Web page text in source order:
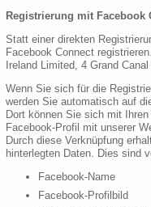
Registrierung mit Facebook
Statt einer direkten
Facebook Connect
Ireland Limited, 4 Grand
Wenn Sie sich für die
werden Sie automatisch auf
Dort können Sie sich mit
Facebook-Profil mit unserer
Durch diese Verknüpfung
hinterlegten Daten. Dies sind
Facebook-Name
Facebook-Profilbild